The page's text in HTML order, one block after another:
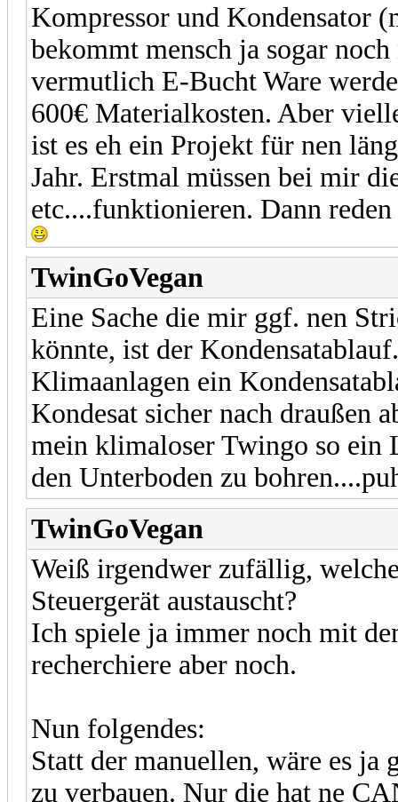
Kompressor und Kondensator
bekommt mensch ja sogar
vermutlich E-Bucht Ware
600€ Materialkosten. Aber
ist es eh ein Projekt für nen
Jahr. Erstmal müssen bei mir
etc....funktionieren. Dann
TwinGoVegan
Eine Sache die mir ggf. nen
könnte, ist der
Klimaanlagen ein
Kondesat sicher nach draußen
mein klimaloser Twingo so ein
den Unterboden zu
TwinGoVegan
Weiß irgendwer zufällig,
Steuergerät austauscht?
Ich spiele ja immer noch mit
recherchiere aber noch.
Nun folgendes:
Statt der manuellen, wäre es
zu verbauen. Nur die hat ne